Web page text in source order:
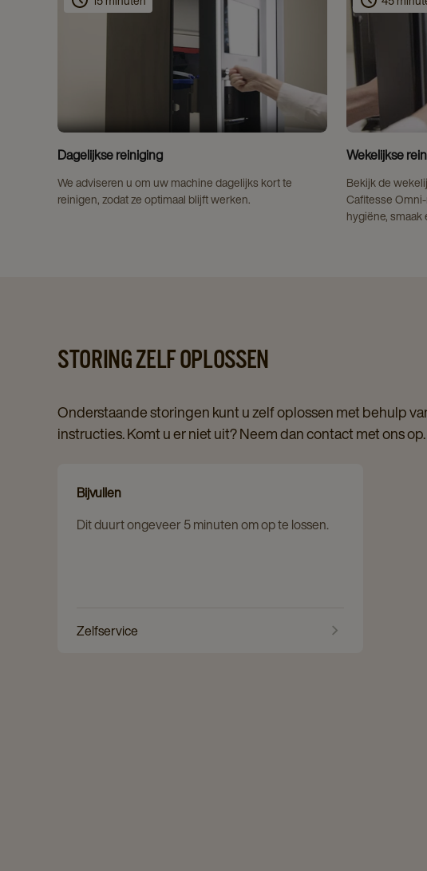
Dagelijkse reiniging
We adviseren u om uw machine dagelijks kort te
reinigen, zodat ze optimaal blijft werken.
Wekelijkse
Bekijk de
Cafitesse
hygiëne, smaak
STORING ZELF OPLOSSEN
Onderstaande storingen kunt u zelf oplossen met behulp
instructies. Komt u er niet uit? Neem dan contact met ons op.
Bijvullen
Dit duurt ongeveer 5 minuten om op te lossen.
Zelfservice